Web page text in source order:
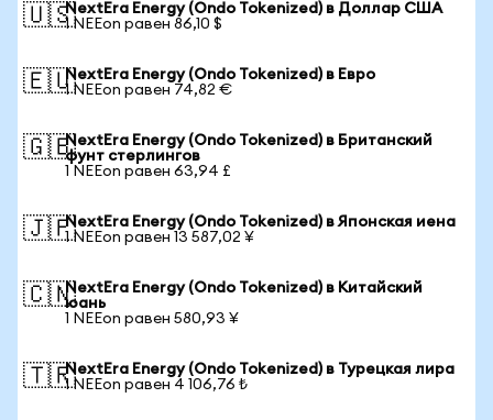
🇺🇸NextEra Energy (Ondo Tokenized) в Доллар США
1 NEEon равен 86,10 $
🇪🇺NextEra Energy (Ondo Tokenized) в Евро
1 NEEon равен 74,82 €
🇬🇧NextEra Energy (Ondo Tokenized) в Британский
фунт стерлингов
1 NEEon равен 63,94 £
🇯🇵NextEra Energy (Ondo Tokenized) в Японская иена
1 NEEon равен 13 587,02 ¥
🇨🇳NextEra Energy (Ondo Tokenized) в Китайский
юань
1 NEEon равен 580,93 ¥
🇹🇷NextEra Energy (Ondo Tokenized) в Турецкая лира
1 NEEon равен 4 106,76 ₺